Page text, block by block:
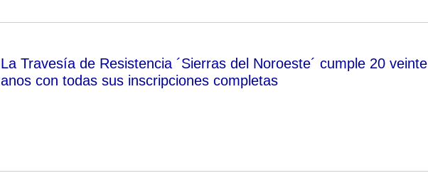
La Travesía de Resistencia ´Sierras del Noroeste´ cumple 20 veinte
anos con todas sus inscripciones completas